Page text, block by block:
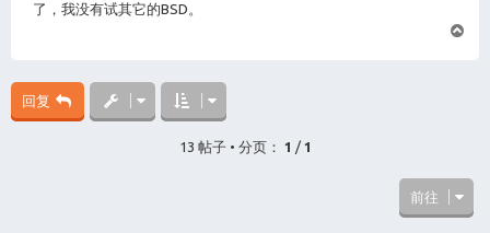
了，我没有试其它的BSD。
回复
13 帖子 • 分页： 1 / 1
前往